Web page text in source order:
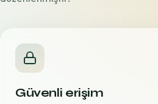
Güvenli erişim